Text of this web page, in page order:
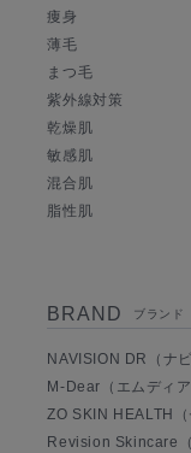
痩身
薄毛
まつ毛
紫外線対策
乾燥肌
敏感肌
混合肌
脂性肌
BRAND ブランド
NAVISION DR（ナ
M-Dear（エムディア
ZO SKIN HEALTH（
Revision Skincare